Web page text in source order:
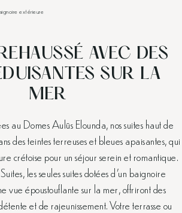
extérieure
AVEC DES
SUR LA
MER
au Domes Aulūs Elounda, nos suites haut de
des teintes terreuses et bleues apaisantes, qui
crétoise pour un séjour serein et romantique.
les seules suites dotées d’un baignoire
vue époustouflante sur la mer, offriront des
et de rajeunissement. Votre terrasse ou